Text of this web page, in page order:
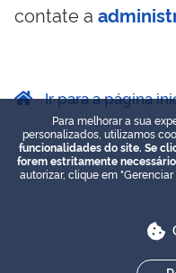
contate a
Ir para a página
Para melhorar a sua
personalizados, utilizamos
funcionalidades do site. Se
forem estritamente
autorizar, clique em